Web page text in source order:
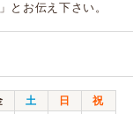
とお伝え下さい。
土 日
祝